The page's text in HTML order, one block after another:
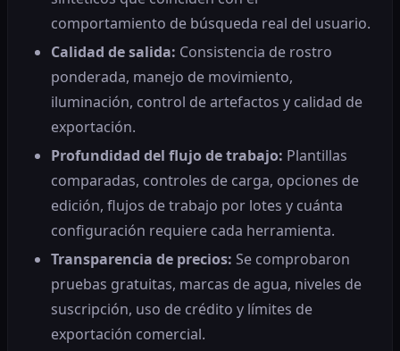
comportamiento de búsqueda real del usuario.
Calidad de salida: Consistencia de rostro
ponderada, manejo de movimiento,
iluminación, control de artefactos y calidad de
exportación.
Profundidad del flujo de trabajo: Plantillas
comparadas, controles de carga, opciones de
edición, flujos de trabajo por lotes y cuánta
configuración requiere cada herramienta.
Transparencia de precios: Se comprobaron
pruebas gratuitas, marcas de agua, niveles de
suscripción, uso de crédito y límites de
exportación comercial.